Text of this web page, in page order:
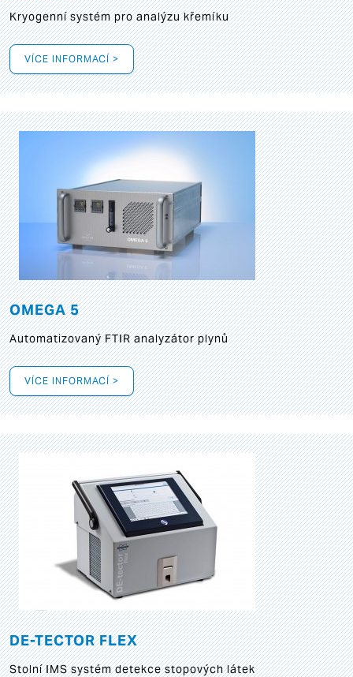
Kryogenní systém pro analýzu křemíku
VÍCE INFORMACÍ >
OMEGA 5
Automatizovaný FTIR analyzátor plynů
VÍCE INFORMACÍ >
DE-TECTOR FLEX
Stolní IMS systém detekce stopových látek